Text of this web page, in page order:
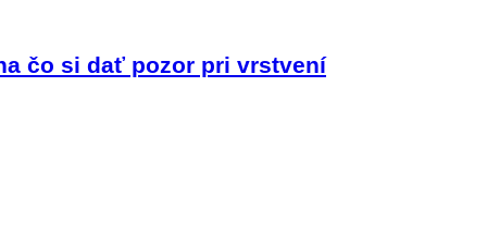
čo si dať pozor pri vrstvení